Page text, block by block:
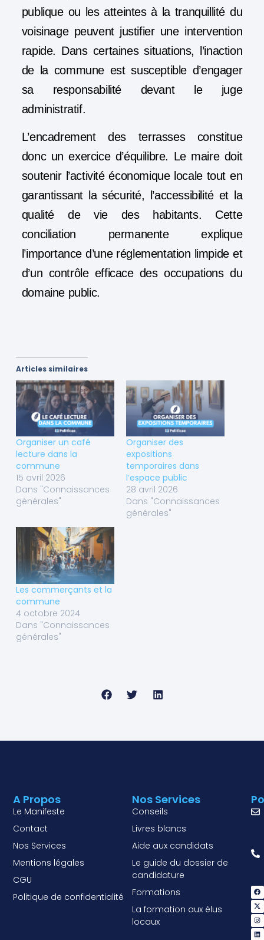
publique ou les atteintes à la tranquillité du
voisinage peuvent justifier une intervention
rapide. Dans certaines situations, l’inaction
de la commune est susceptible d’engager
sa responsabilité devant le juge
administratif.
L’encadrement des terrasses constitue
donc un exercice d’équilibre. Le maire doit
soutenir l’activité économique locale tout en
garantissant la sécurité, l’accessibilité et la
qualité de vie des habitants. Cette
conciliation permanente explique
l’importance d’une réglementation limpide et
d’un contrôle efficace des occupations du
domaine public.
Articles similaires
Organiser un café
lecture dans la
commune
15 avril 2026
Dans "Connaissances
générales"
Organiser des
expositions
temporaires dans
l’espace public
28 avril 2026
Dans "Connaissances
générales"
Les commerçants et la
commune
4 octobre 2024
Dans "Connaissances
générales"
Nos Services
Conseils
Livres blancs
Aide aux candidats
Le guide du dossier de
candidature
Formations
La formation aux élus
locaux
A Propos
Le Manifeste
Contact
Nos Services
Mentions légales
CGU
Politique de confidentialité